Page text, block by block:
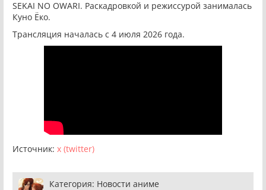
SEKAI NO OWARI. Раскадровкой и режиссурой занималась
Куно Ёко.
Трансляция началась с 4 июля 2026 года.
Источник: x (twitter)
Категория: Новости аниме